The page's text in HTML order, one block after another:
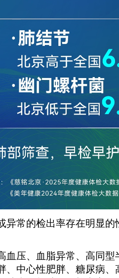
异常的检出率存在明显
血压、血脂异常、高同
、中心性肥胖、糖尿病